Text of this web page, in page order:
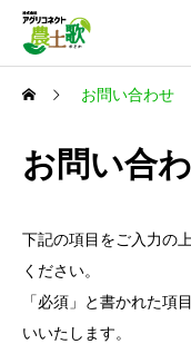
お問い合わせ
お問い合
下記の項目をご入力の
ください。
「必須」と書かれた項
いいたします。